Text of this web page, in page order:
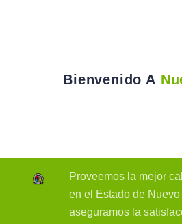
Bienvenido A
Proveemos la mejor
en el Estado de
aseguramos la